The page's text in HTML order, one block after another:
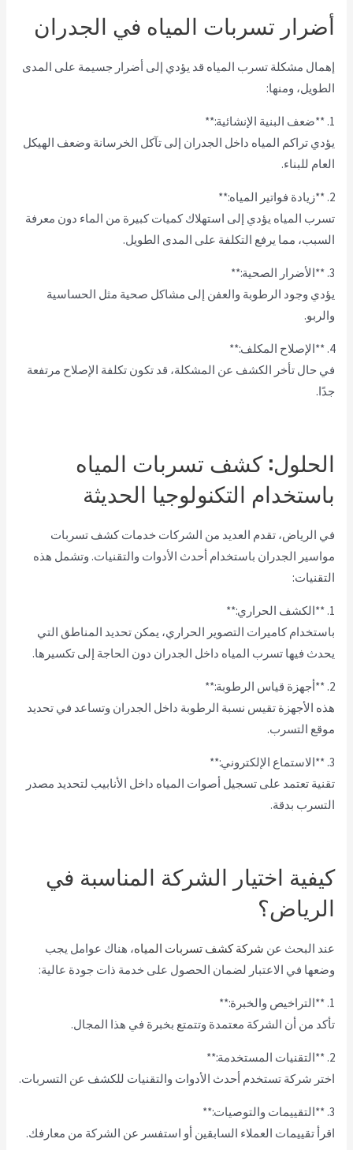
أضرار تسربات المياه في الجدران
إهمال مشكلة تسرب المياه قد يؤدي إلى أضرار جسيمة على المدى
الطويل، ومنها:
1. **ضعف البنية الإنشائية:**
يؤدي تراكم المياه داخل الجدران إلى تآكل الخرسانة وضعف الهيكل
العام للبناء.
2. **زيادة فواتير المياه:**
تسرب المياه يؤدي إلى استهلاك كميات كبيرة من الماء دون معرفة
السبب، مما يرفع التكلفة على المدى الطويل.
3. **الأضرار الصحية:**
يؤدي وجود الرطوبة والعفن إلى مشاكل صحية مثل الحساسية
والربو.
4. **الإصلاح المكلف:**
في حال تأخر الكشف عن المشكلة، قد تكون تكلفة الإصلاح مرتفعة
جدًا.
الحلول: كشف تسربات المياه
باستخدام التكنولوجيا الحديثة
في الرياض، تقدم العديد من الشركات خدمات كشف تسربات
مواسير الجدران باستخدام أحدث الأدوات والتقنيات. وتشمل هذه
التقنيات:
1. **الكشف الحراري:**
باستخدام كاميرات التصوير الحراري، يمكن تحديد المناطق التي
يحدث فيها تسرب المياه داخل الجدران دون الحاجة إلى تكسيرها.
2. **أجهزة قياس الرطوبة:**
هذه الأجهزة تقيس نسبة الرطوبة داخل الجدران وتساعد في تحديد
موقع التسرب.
3. **الاستماع الإلكتروني:**
تقنية تعتمد على تسجيل أصوات المياه داخل الأنابيب لتحديد مصدر
التسرب بدقة.
كيفية اختيار الشركة المناسبة في
الرياض؟
عند البحث عن شركة كشف تسربات المياه، هناك عوامل يجب
وضعها في الاعتبار لضمان الحصول على خدمة ذات جودة عالية:
1. **التراخيص والخبرة:**
تأكد من أن الشركة معتمدة وتتمتع بخبرة في هذا المجال.
2. **التقنيات المستخدمة:**
اختر شركة تستخدم أحدث الأدوات والتقنيات للكشف عن التسربات.
3. **التقييمات والتوصيات:**
اقرأ تقييمات العملاء السابقين أو استفسر عن الشركة من معارفك.